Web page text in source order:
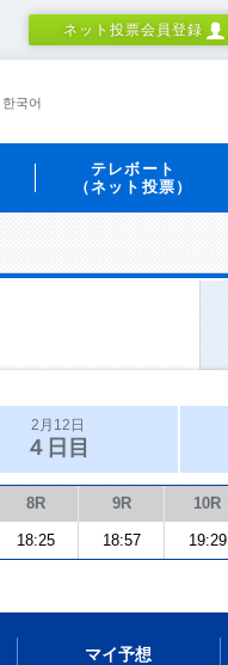
ネット投票会員登録
한국어
テレボート
（ネット投票）
2月12日
４日目
8R 9R 10R
18:25 18:57 19:29
マイ予想